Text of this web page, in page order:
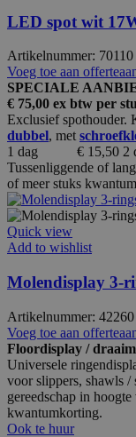
LED spot wit
Artikelnummer: 70110
Voeg toe aan
SPECIALE
€ 75,00 ex btw per
Exclusief spothouder.
dubbel, met
1 dag € 15,50 2
Tussenliggende of
of meer stuks
Quick view
Add to wishlist
Molendisplay 3-
Artikelnummer: 42260
Voeg toe aan
Floordisplay /
Universele
voor slippers, shawls /
gereedschap in
kwantumkorting.
Ook te huur